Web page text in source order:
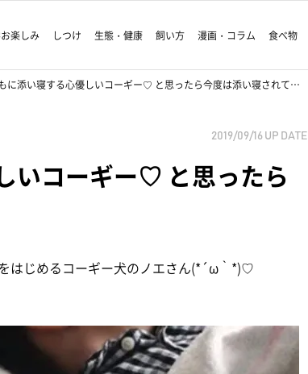
楽しみ しつけ 生態・健康 飼い方 漫画・コラム 食べ物
に添い寝する心優しいコーギー♡ と思ったら今度は添い寝されて…
2019/09/16 UP DATE
いコーギー♡ と思ったら
はじめるコーギー犬のノエさん(*´ω｀*)♡